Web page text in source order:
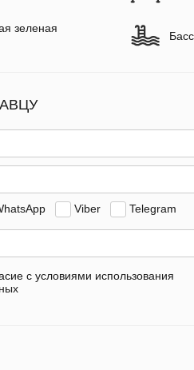
зеленая
Viber Telegram
с условиями использования